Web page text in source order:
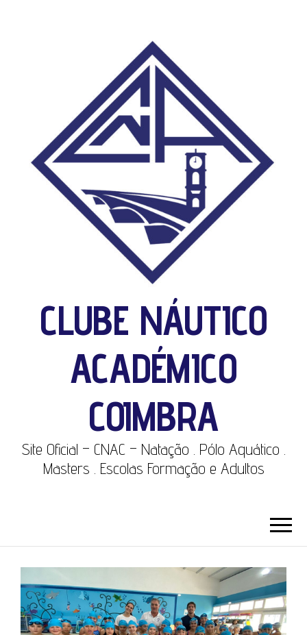
CLUBE NÁUTICO
ACADÉMICO
COIMBRA
Site Oficial – CNAC – Natação . Pólo Aquático .
Masters . Escolas Formação e Adultos